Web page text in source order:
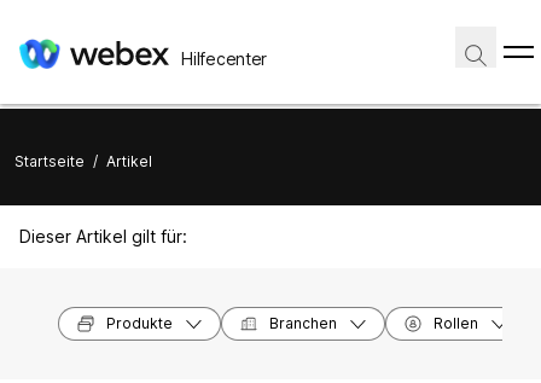
Hilfecenter
Startseite / Artikel
Dieser Artikel gilt für:
Produkte Branchen Rollen